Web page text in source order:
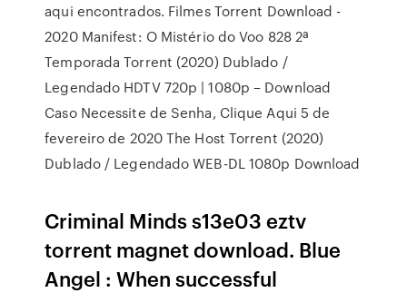
aqui encontrados. Filmes Torrent Download -
2020 Manifest: O Mistério do Voo 828 2ª
Temporada Torrent (2020) Dublado /
Legendado HDTV 720p | 1080p – Download
Caso Necessite de Senha, Clique Aqui 5 de
fevereiro de 2020 The Host Torrent (2020)
Dublado / Legendado WEB-DL 1080p Download
Criminal Minds s13e03 eztv
torrent magnet download. Blue
Angel : When successful